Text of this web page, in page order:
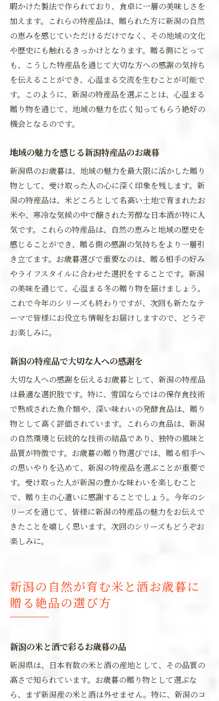
暇かけた製法で作られており、食卓に一層の美味しさを
加えます。これらの特産品は、贈られた方に新潟の自然
の恵みを感じていただけるだけでなく、その地域の文化
や歴史にも触れるきっかけとなります。贈る側にとって
も、こうした特産品を通じて大切な方への感謝の気持ち
を伝えることができ、心温まる交流を生むことが可能で
す。このように、新潟の特産品を選ぶことは、心温まる
贈り物を通じて、地域の魅力を広く知ってもらう絶好の
機会となるのです。
地域の魅力を感じる新潟特産品のお歳暮
新潟県のお歳暮は、地域の魅力を最大限に活かした贈り
物として、受け取った人の心に深く印象を残します。新
潟の特産品は、米どころとして名高い土地で育まれたお
米や、寒冷な気候の中で醸された芳醇な日本酒が特に人
気です。これらの特産品は、自然の恵みと地域の歴史を
感じることができ、贈る側の感謝の気持ちをより一層引
き立てます。お歳暮選びで重要なのは、贈る相手の好み
やライフスタイルに合わせた選択をすることです。新潟
の美味を通じて、心温まる冬の贈り物を届けましょう。
これで今年のシリーズも終わりですが、次回も新たなテ
ーマで皆様にお役立ち情報をお届けしますので、どうぞ
お楽しみに。
新潟の特産品で大切な人への感謝を
大切な人への感謝を伝えるお歳暮として、新潟の特産品
は最適な選択肢です。特に、雪国ならではの保存食技術
で熟成された魚介類や、深い味わいの発酵食品は、贈り
物として高く評価されています。これらの食品は、新潟
の自然環境と伝統的な技術の結晶であり、独特の風味と
品質が特徴です。お歳暮の贈り物選びでは、贈る相手へ
の思いやりを込めて、新潟の特産品を選ぶことが重要で
す。受け取った人が新潟の豊かな味わいを楽しむこと
で、贈り主の心遣いに感謝することでしょう。今年のシ
リーズを通じて、皆様に新潟の特産品の魅力をお伝えで
きたことを嬉しく思います。次回のシリーズもどうぞお
楽しみに。
新潟の自然が育む米と酒お歳暮に
贈る絶品の選び方
新潟の米と酒で彩るお歳暮の品
新潟県は、日本有数の米と酒の産地として、その品質の
高さで知られています。お歳暮の贈り物として選ぶな
ら、まず新潟産の米と酒は外せません。特に、新潟のコ